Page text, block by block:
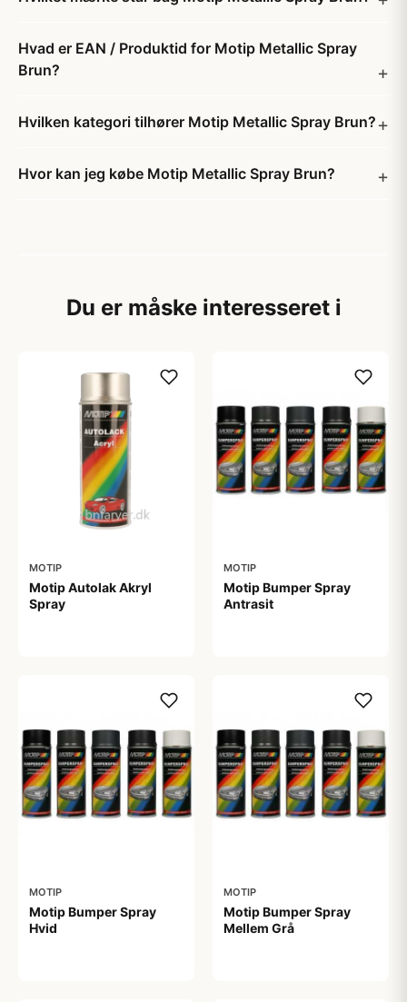
Hvad er EAN / Produktid for Motip Metallic Spray
Brun?
Hvilken kategori tilhører Motip Metallic Spray Brun?
Hvor kan jeg købe Motip Metallic Spray Brun?
Du er måske interesseret i
MOTIP
Motip Autolak Akryl
Spray
MOTIP
Motip Bumper Spray
Antrasit
MOTIP
Motip Bumper Spray
Hvid
MOTIP
Motip Bumper Spray
Mellem Grå